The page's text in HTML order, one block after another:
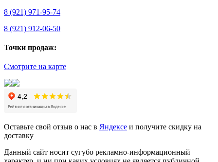
8 (921) 971-95-74
8 (921) 912-06-50
Точки продаж:
Смотрите на карте
Оставьте свой отзыв о нас в Яндексе и получите скидку на
доставку
Данный сайт носит сугубо рекламно-информационный